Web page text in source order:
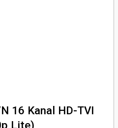
16 Kanal HD-TVI
Lite)